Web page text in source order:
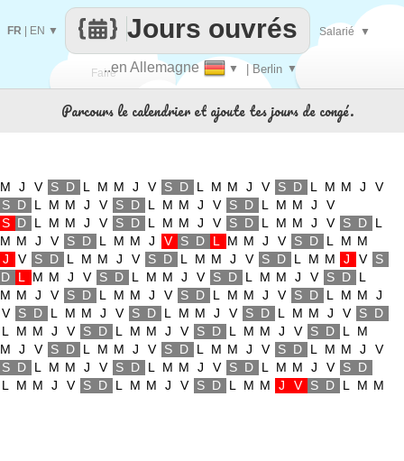
Faire..en Allemagne ▼ | Berlin ▼
Jours ouvrés
FR EN ▼ Salarié ▼
Parcours le calendrier et ajoute tes jours de congé.
M J V S D L M M J V S D L M M J V S D L M M J
V
S D L M M J V S D L M M J V S D L M M J
V
S D L M M J V S D L M M J V S D L M M J V S D
L
M M J V S D L M M J V S D L M M J V S D L M M
J
V S D L M M J V S D L M M J V S D L M M J V
S
D
L M M J V S D L M M J V S D L M M J V S D
L
M M J V S D L M M J V S D L M M J V S D L M M
J
V
S D L M M J V S D L M M J V S D L M M J V S D
L
M M J V S D L M M J V S D L M M J V S D L
M
M
J V S D L M M J V S D L M M J V S D L M M J
V
S D L M M J V S D L M M J V S D L M M J V S D
L
M M J V S D L M M J V S D L M M J V S D L M M